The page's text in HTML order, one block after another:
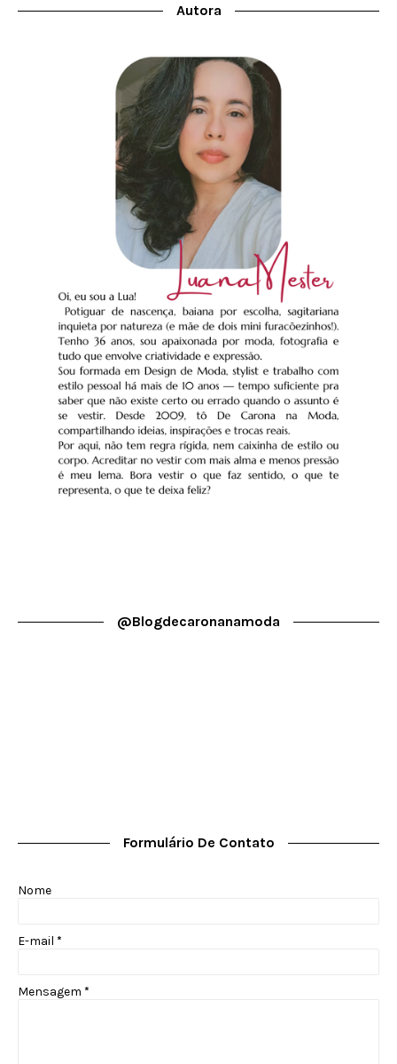
Autora
@blogdecaronanamoda
Formulário De Contato
Nome
E-mail *
Mensagem *